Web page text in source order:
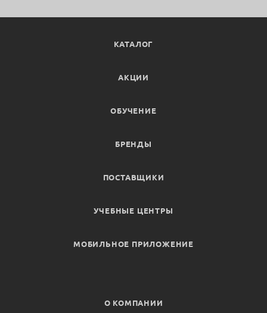
КАТАЛОГ
АКЦИИ
ОБУЧЕНИЕ
БРЕНДЫ
ПОСТАВЩИКИ
УЧЕБНЫЕ ЦЕНТРЫ
МОБИЛЬНОЕ ПРИЛОЖЕНИЕ
О КОМПАНИИ